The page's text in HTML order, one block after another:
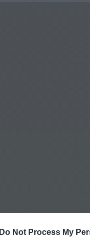
Do Not Process My